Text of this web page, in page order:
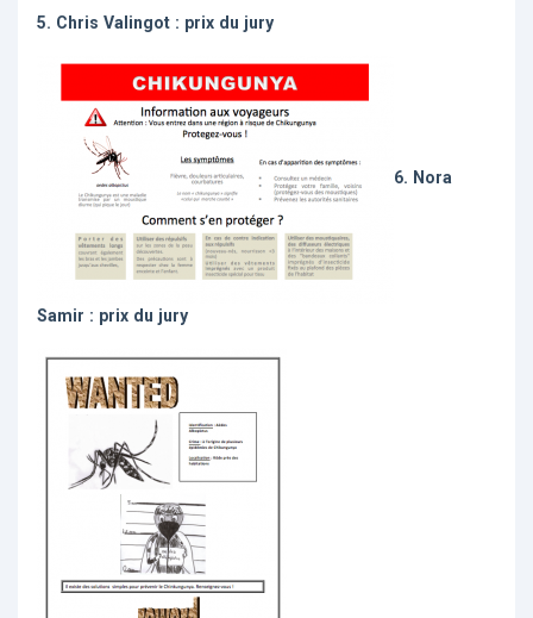
5. Chris Valingot : prix du jury
6. Nora
Samir : prix du jury